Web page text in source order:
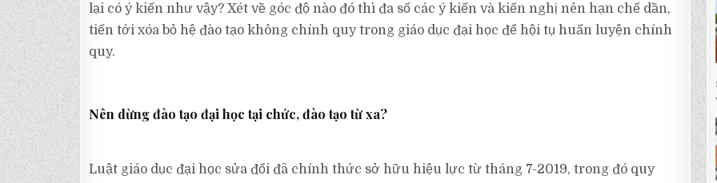
lại có ý kiến như vậy? Xét về góc độ nào đó thì đa số các ý kiến và kiến nghị nên hạn chế dần,
tiến tới xóa bỏ hệ đào tạo không chính quy trong giáo dục đại học để hội tụ huấn luyện chính
quy.
Nên dừng đào tạo đại học tại chức, đào tạo từ xa?
Luật giáo dục đại học sửa đổi đã chính thức sở hữu hiệu lực từ tháng 7-2019, trong đó quy